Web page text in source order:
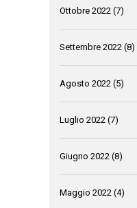
Ottobre 2022 (7)
Settembre 2022 (8)
Agosto 2022 (5)
Luglio 2022 (7)
Giugno 2022 (8)
Maggio 2022 (4)